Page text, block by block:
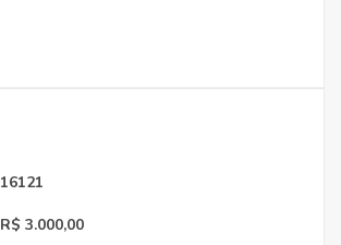
16121
R$ 3.000,00